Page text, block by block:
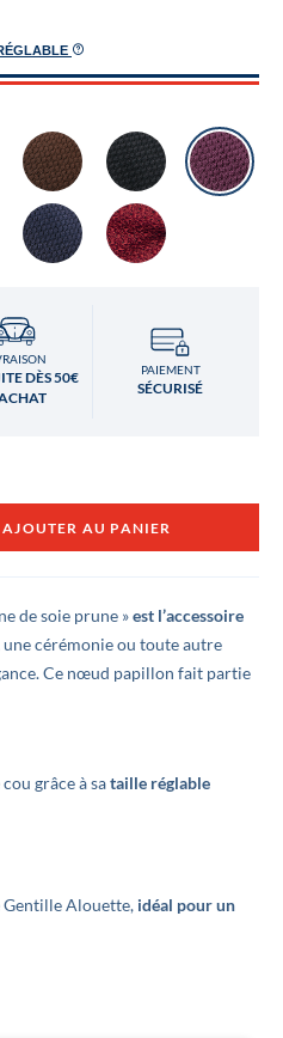
DÈS 50€
PAIEMENT
SÉCURISÉ
AJOUTER AU PANIER
de soie prune »est l’accessoire
cérémonie ou toute autre
Ce nœud papillon fait partie
grâce à sataille réglable
Gentille Alouette, idéal pour un